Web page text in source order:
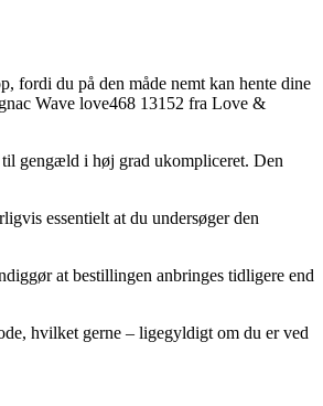
fordi du på den måde nemt kan hente dine
Wave love468 13152 fra Love &
gengæld i høj grad ukompliceret. Den
essentielt at du undersøger den
at bestillingen anbringes tidligere end
hvilket gerne – ligegyldigt om du er ved